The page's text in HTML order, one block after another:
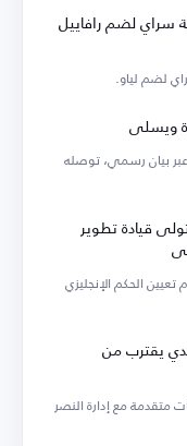
لضم رافاييل
لضم لياو.
ويسلي
بيان رسمي، توصله
قيادة تطوير
تعيين الحكم الإنجليزي
يقترب من
مع إدارة النصر